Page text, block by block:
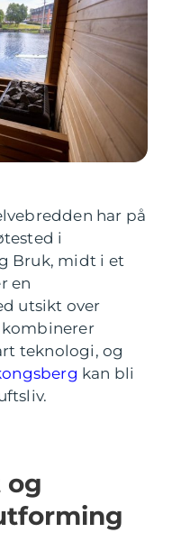
har på
i
Bruk, midt i et
en
utsikt over
teknologi, og
kan bli
og